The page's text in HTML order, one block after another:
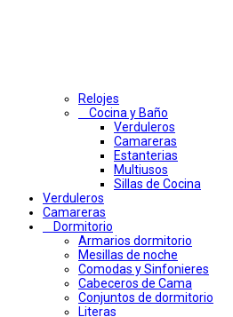
Relojes
Cocina y Baño
Verduleros
Camareras
Estanterias
Multiusos
Sillas de Cocina
Verduleros
Camareras
Dormitorio
Armarios dormitorio
Mesillas de noche
Comodas y Sinfonieres
Cabeceros de Cama
Conjuntos de dormitorio
Literas